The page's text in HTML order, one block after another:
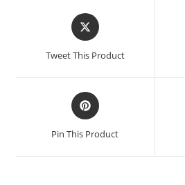
Tweet This Product
Pin This Product